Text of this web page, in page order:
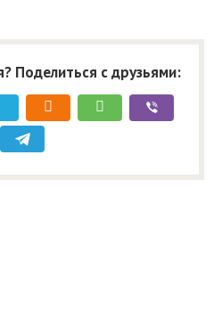
Поделиться с друзьями: